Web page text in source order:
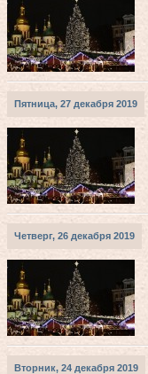
Пятница, 27 декабря 2019
Четверг, 26 декабря 2019
Вторник, 24 декабря 2019